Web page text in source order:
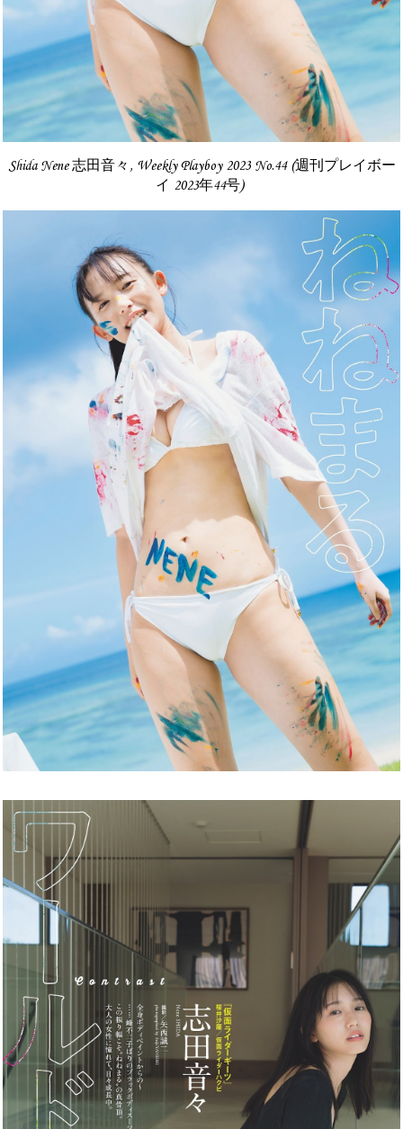
Shida Nene 志田音々, Weekly Playboy 2023 No.44 (週刊プレイボー
イ 2023年44号)